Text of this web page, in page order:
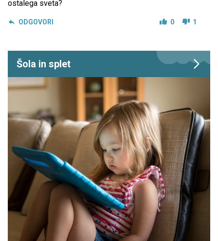
ostalega sveta?
ODGOVORI 0 1
Šola in splet